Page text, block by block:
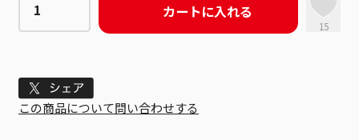
カートに入れる
15
Tweet
この商品について問い合わせする